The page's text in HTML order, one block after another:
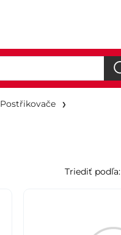
Postřikovače
Triediť podľa: